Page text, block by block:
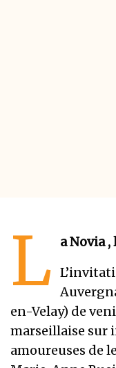
L
a Novia ,
en-Velay) de
marseillaise sur
amoureuses de